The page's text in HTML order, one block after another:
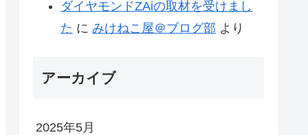
ダイヤモンドZAiの取材を受けまし
た に みけねこ屋＠ブログ部 より
アーカイブ
2025年5月